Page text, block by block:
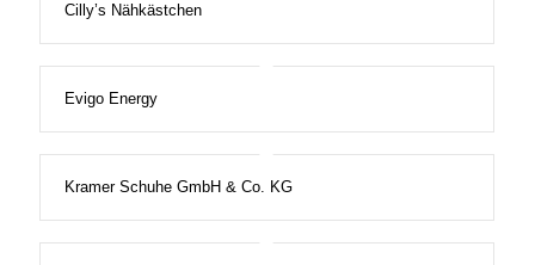
Cilly’s Nähkästchen
Evigo Energy
Kramer Schuhe GmbH & Co. KG